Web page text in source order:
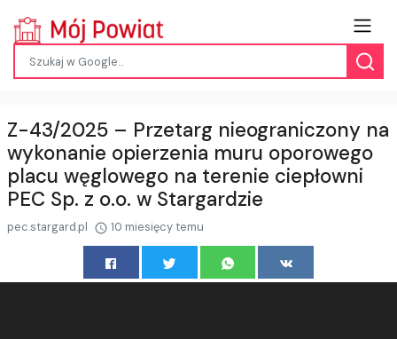
Z-43/2025 – Przetarg nieograniczony na
wykonanie opierzenia muru oporowego
placu węglowego na terenie ciepłowni
PEC Sp. z o.o. w Stargardzie
pec.stargard.pl 10 miesięcy temu